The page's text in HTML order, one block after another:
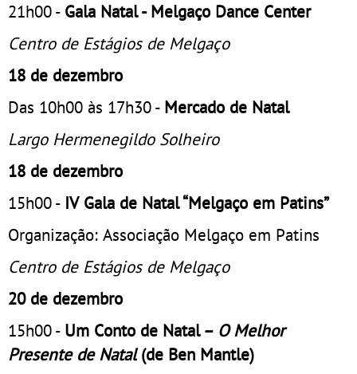
21h00 - Gala Natal - Melgaço Dance Center
Centro de Estágios de Melgaço
18 de dezembro
Das 10h00 às 17h30 - Mercado de Natal
Largo Hermenegildo Solheiro
18 de dezembro
15h00 - IV Gala de Natal “Melgaço em Patins”
Organização: Associação Melgaço em Patins
Centro de Estágios de Melgaço
20 de dezembro
15h00 - Um Conto de Natal – O Melhor
Presente de Natal(de Ben Mantle)